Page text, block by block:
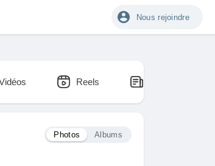
Nous rejoindre
Reels
Photos Albums